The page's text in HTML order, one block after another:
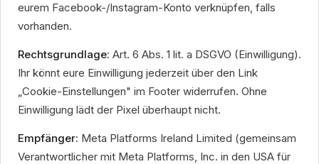
eurem Facebook-/Instagram-Konto verknüpfen, falls
vorhanden.
Rechtsgrundlage: Art. 6 Abs. 1 lit. a DSGVO (Einwilligung).
Ihr könnt eure Einwilligung jederzeit über den Link
„Cookie-Einstellungen" im Footer widerrufen. Ohne
Einwilligung lädt der Pixel überhaupt nicht.
Empfänger: Meta Platforms Ireland Limited (gemeinsam
Verantwortlicher mit Meta Platforms, Inc. in den USA für